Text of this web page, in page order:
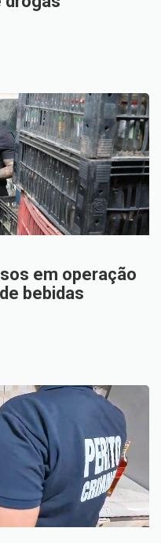
em operação
bebidas